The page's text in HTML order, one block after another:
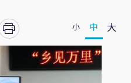
小 中 大